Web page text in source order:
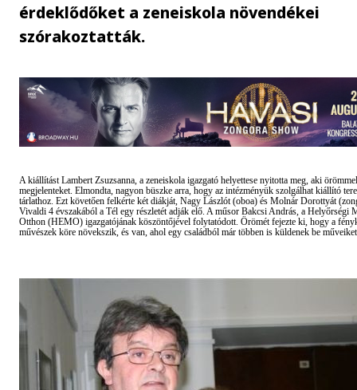
érdeklődőket a zeneiskola növendékei
szórakoztatták.
A kiállítást Lambert Zsuzsanna, a zeneiskola igazgató helyettese nyitotta meg, aki
megjelenteket. Elmondta, nagyon büszke arra, hogy az intézményük szolgálhat kiállító
tárlathoz. Ezt követően felkérte két diákját, Nagy Lászlót (oboa) és Molnár Dorottyát
Vivaldi 4 évszakából a Tél egy részletét adják elő. A műsor Bakcsi András, a Helyőrségi
Otthon (HEMO) igazgatójának köszöntőjével folytatódott. Örömét fejezte ki, hogy a
művészek köre növekszik, és van, ahol egy családból már többen is küldenek be